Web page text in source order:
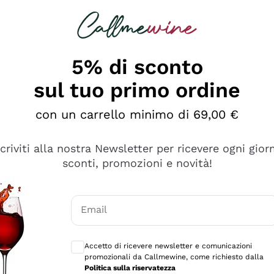
è male ma secondo me ci sono alternative che
5% di sconto
sul tuo primo ordine
con un carrello minimo di 69,00 €
alla nostra Newsletter per ricevere ogni
sconti, promozioni e novità!
Email
Accetto di ricevere newsletter e comunicazioni
promozionali da Callmewine, come richiesto dalla
Politica sulla riservatezza